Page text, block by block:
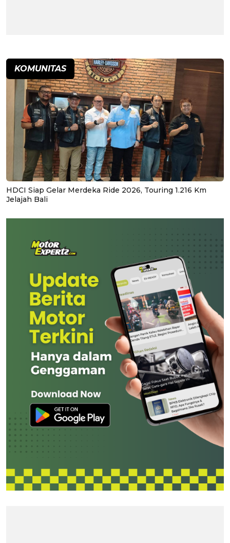
KOMUNITAS
HDCI Siap Gelar Merdeka Ride 2026, Touring 1.216 Km
Jelajah Bali